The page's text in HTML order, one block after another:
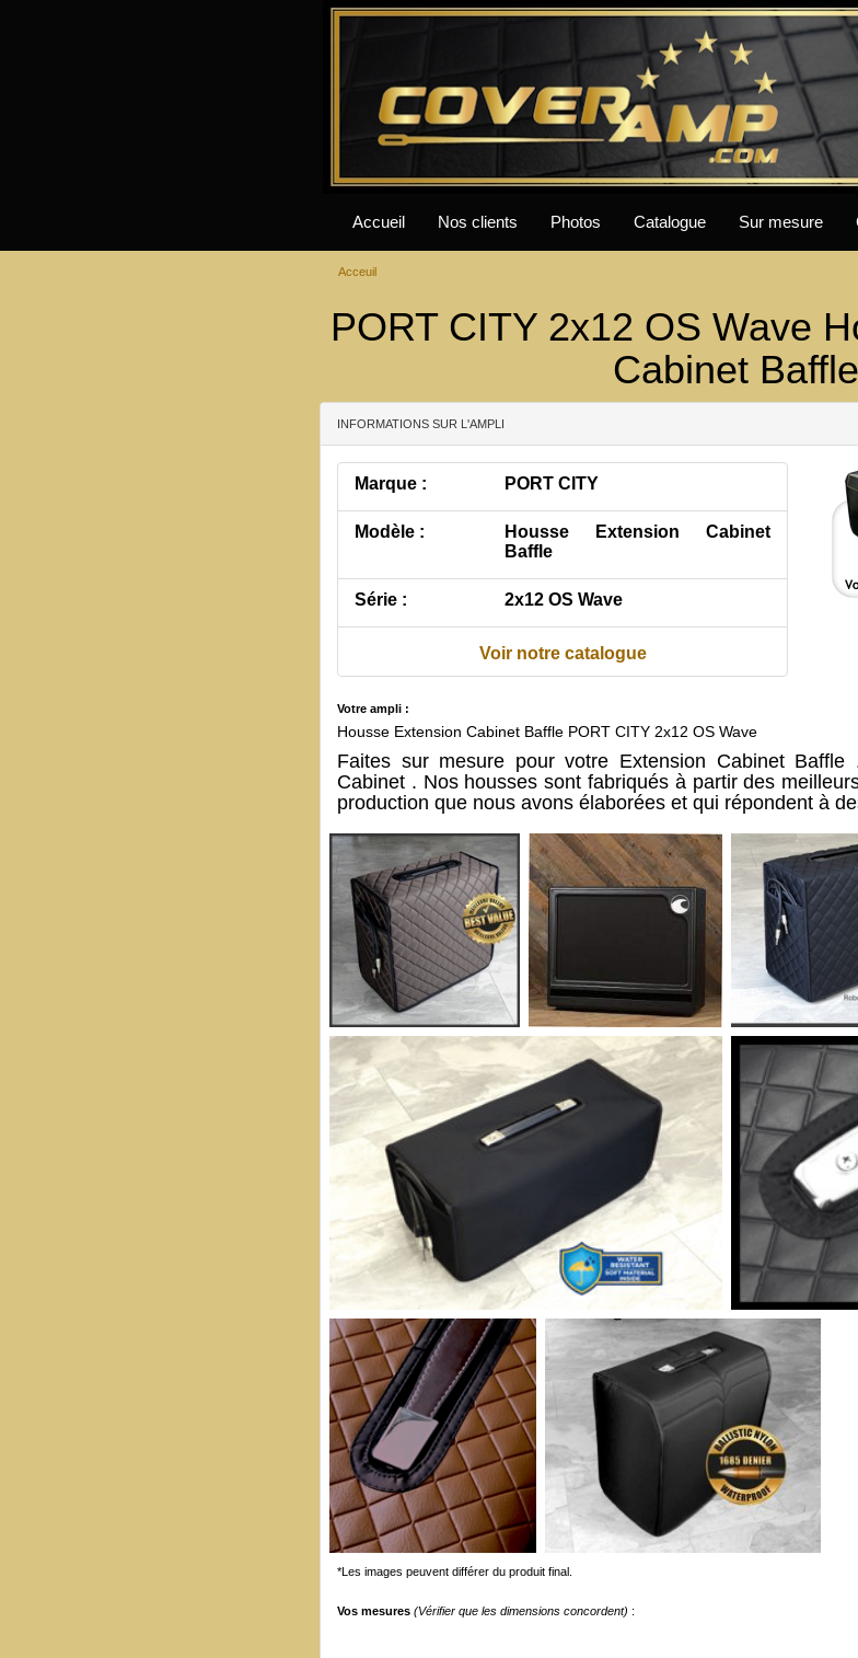
Accueil Nos clients Photos Catalogue Sur mesure
Acceuil
PORT CITY 2x12 OS Wave
Cabinet Baffle
INFORMATIONS SUR L'AMPLI
Marque : PORT CITY
Modèle :
Housse Extension Cabinet
Baffle
Série : 2x12 OS Wave
Voir notre catalogue
Votre ampli :
Housse Extension Cabinet Baffle PORT CITY 2x12 OS Wave
Faites sur mesure pour votre Extension Cabinet
Cabinet . Nos housses sont fabriqués à partir des
production que nous avons élaborées et qui répondent à
*Les images peuvent différer du produit final.
Vos mesures (Vérifier que les dimensions concordent) :